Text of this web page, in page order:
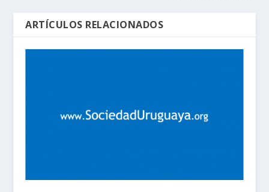
ARTÍCULOS RELACIONADOS